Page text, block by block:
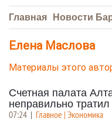
Главная Новости
Елена Маслова
Материалы этого
Счетная палата
неправильно
07:24 | Главное | Экономика